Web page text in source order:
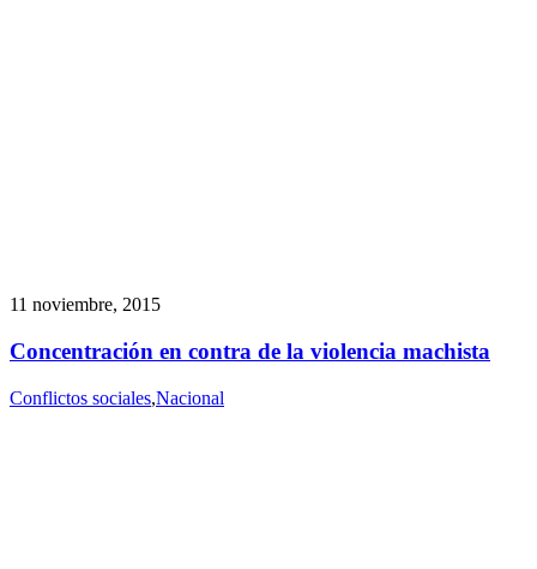
11 noviembre, 2015
Concentración en contra de la violencia machista
Conflictos sociales,Nacional